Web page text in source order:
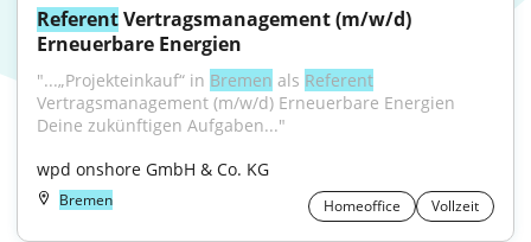
Referent Vertragsmanagement (m/w/d)
Erneuerbare Energien
"...„Projekteinkauf“ in Bremen als Referent
Vertragsmanagement (m/w/d) Erneuerbare Energien
Deine zukünftigen Aufgaben..."
wpd onshore GmbH & Co. KG
Bremen Homeoffice Vollzeit